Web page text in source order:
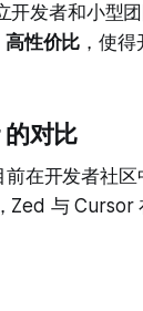
开发者和小型
高性价比 ，使
对比
在开发者社区
Zed 与 Cursor